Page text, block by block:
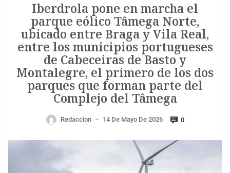
Iberdrola pone en marcha el
parque eólico Tâmega Norte,
ubicado entre Braga y Vila Real,
entre los municipios portugueses
de Cabeceiras de Basto y
Montalegre, el primero de los dos
parques que forman parte del
Complejo del Tâmega
Redaccion — 14 De Mayo De 2026 0